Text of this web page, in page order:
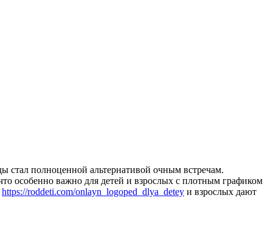
стал полноценной альтернативой очным встречам.
особенно важно для детей и взрослых с плотным графиком
https://roddeti.com/onlayn_logoped_dlya_detey и взрослых дают